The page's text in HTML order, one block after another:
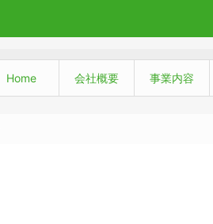
Home 会社概要 事業内容